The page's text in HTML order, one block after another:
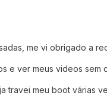
me vi obrigado a
e ver meus videos sem
travei meu boot várias